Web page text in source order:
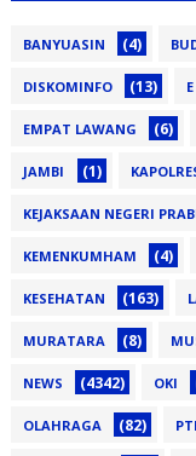
BANYUASIN (4)
DISKOMINFO (13)
EMPAT LAWANG (6)
JAMBI (1)
KEJAKSAAN NEGERI
KEMENKUMHAM (4)
KESEHATAN (163)
MURATARA (8)
NEWS (4342) OKI
OLAHRAGA (82)